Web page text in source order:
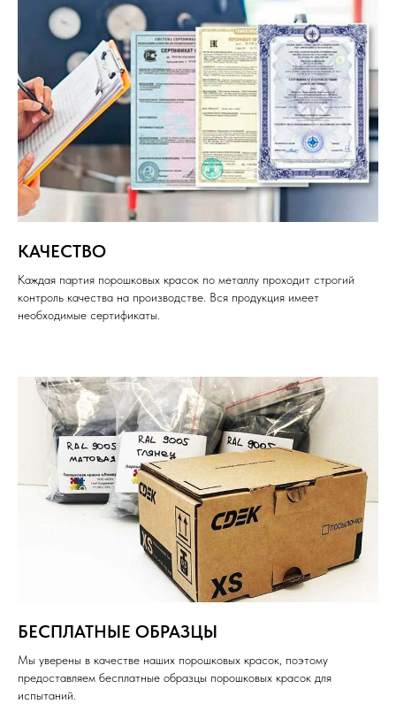
КАЧЕСТВО
Каждая партия порошковых красок по металлу проходит строгий
контроль качества на производстве. Вся продукция имеет
необходимые сертификаты.
БЕСПЛАТНЫЕ ОБРАЗЦЫ
Мы уверены в качестве наших порошковых красок, поэтому
предоставляем бесплатные образцы порошковых красок для
испытаний.